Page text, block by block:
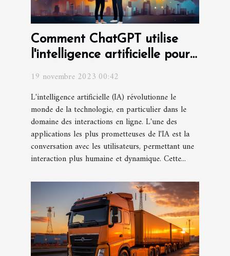
Comment ChatGPT utilise
l'intelligence artificielle pour
19 novembre 2023 00:42
L'intelligence artificielle (IA) révolutionne le
monde de la technologie, en particulier dans le
domaine des interactions en ligne. L'une des
applications les plus prometteuses de l'IA est la
conversation avec les utilisateurs, permettant une
interaction plus humaine et dynamique. Cette...